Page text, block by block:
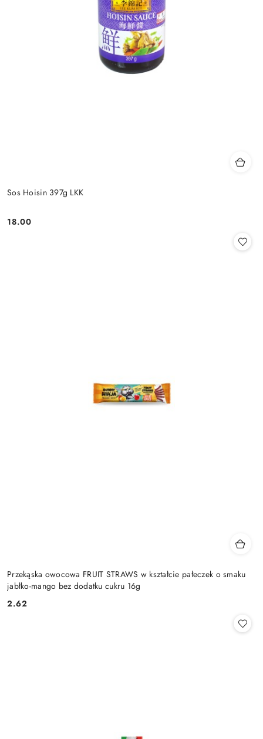
Sos Hoisin 397g LKK
Cena:
18.00
Przekąska owocowa FRUIT STRAWS w kształcie pałeczek o smaku
jabłko-mango bez dodatku cukru 16g
Cena:
2.62